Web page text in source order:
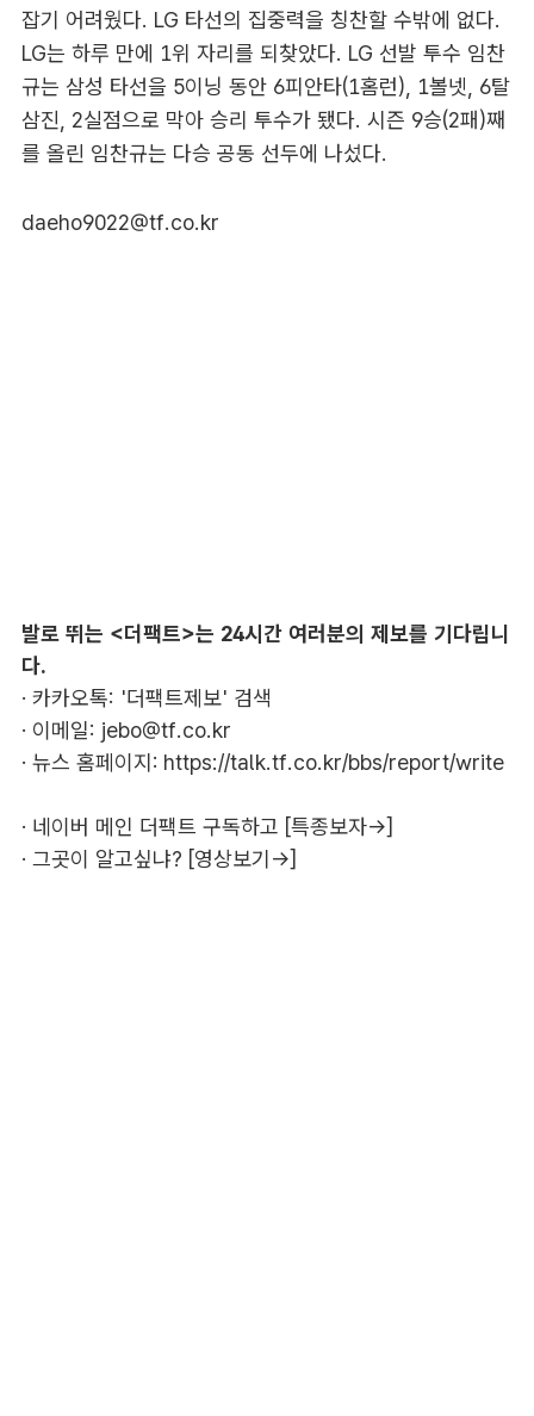
잡기 어려웠다. LG 타선의 집중력을 칭찬할 수밖에 없다.
LG는 하루 만에 1위 자리를 되찾았다. LG 선발 투수 임찬
규는 삼성 타선을 5이닝 동안 6피안타(1홈런), 1볼넷, 6탈
삼진, 2실점으로 막아 승리 투수가 됐다. 시즌 9승(2패)째
를 올린 임찬규는 다승 공동 선두에 나섰다.
daeho9022@tf.co.kr
발로 뛰는 <더팩트>는 24시간 여러분의 제보를 기다립니
다.
· 카카오톡: '더팩트제보' 검색
· 이메일: jebo@tf.co.kr
· 뉴스 홈페이지: https://talk.tf.co.kr/bbs/report/write
· 네이버 메인 더팩트 구독하고 [특종보자→]
· 그곳이 알고싶냐? [영상보기→]